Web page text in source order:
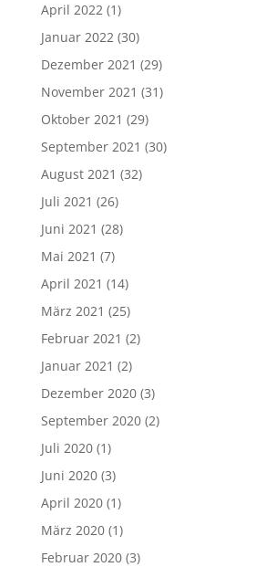
April 2022(1)
Januar 2022(30)
Dezember 2021 (29)
November 2021 (31)
Oktober 2021 (29)
September 2021 (30)
August 2021 (32)
Juli 2021 (26)
Juni 2021 (28)
Mai 2021 (7)
April 2021 (14)
März 2021 (25)
Februar 2021 (2)
Januar 2021 (2)
Dezember 2020(3)
September 2020(2)
Juli 2020(1)
Juni 2020(3)
April 2020(1)
März 2020(1)
Februar 2020(3)